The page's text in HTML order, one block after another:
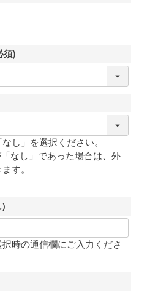
須)
し」を選択ください。
なし」であった場合は、外
す。
時の通信欄にご入力くださ